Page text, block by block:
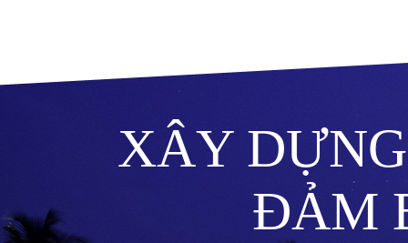
XÂY
ĐẢM